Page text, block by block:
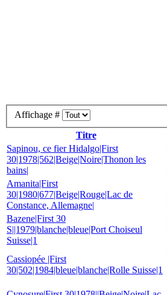
Affichage #
Titre
Sapinou, ce fier Hidalgo|First
30|1978|562|Beige|Noire|Thonon les
bains|
Amanita|First
30|1980|677|Beige|Rouge|Lac de
Constance, Allemagne|
Bazene|First 30
S||1979|blanche|bleue|Port Choiseul
Suisse|1
Cassiopée |First
30|502|1984|bleue|blanche|Rolle Suisse|1